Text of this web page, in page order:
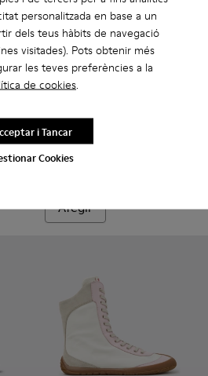
personalitzada en base a un
dels teus hàbits de navegació
visitades). Pots obtenir més
les teves preferències a la
de cookies.
Cookies
i Tancar
de pell marrons per a dona.
028 - Sabates de pell negres i
024
- K201684-022
Twins - K201684-021
Twins - K201684-020
Twins - K201996-002 -
Twins - K201996-003
Twins
Afegir